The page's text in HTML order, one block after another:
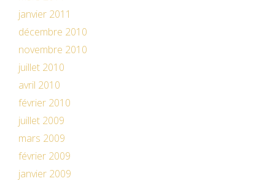
janvier 2011
décembre 2010
novembre 2010
juillet 2010
avril 2010
février 2010
juillet 2009
mars 2009
février 2009
janvier 2009